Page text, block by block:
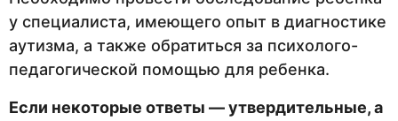
у специалиста, имеющего опыт в диагностике
аутизма, а также обратиться за психолого-
педагогической помощью для ребенка.
Если некоторые ответы — утвердительные, а